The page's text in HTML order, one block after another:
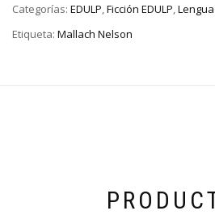
Categorías: EDULP,Ficción EDULP,
Etiqueta: Mallach Nelson